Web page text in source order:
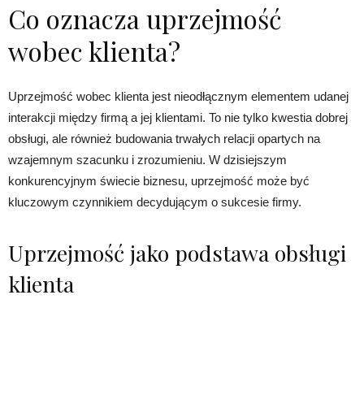
Co oznacza uprzejmość
wobec klienta?
Uprzejmość wobec klienta jest nieodłącznym elementem udanej
interakcji między firmą a jej klientami. To nie tylko kwestia dobrej
obsługi, ale również budowania trwałych relacji opartych na
wzajemnym szacunku i zrozumieniu. W dzisiejszym
konkurencyjnym świecie biznesu, uprzejmość może być
kluczowym czynnikiem decydującym o sukcesie firmy.
Uprzejmość jako podstawa obsługi
klienta